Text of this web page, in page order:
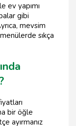
ev yapımı
gibi
mevsim
sıkça
bir öğle
ayırmanız